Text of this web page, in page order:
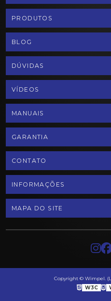
PRODUTOS
BLOG
DÚVIDAS
VÍDEOS
MANUAIS
GARANTIA
CONTATO
INFORMAÇÕES
MAPA DO SITE
Copyright © Wimpel.
W3C